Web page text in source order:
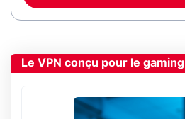
Le VPN conçu pour le gaming